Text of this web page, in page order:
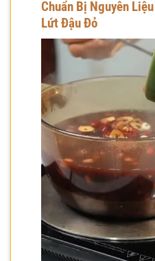
Chuẩn Bị Nguyên
Lứt Đậu Đỏ